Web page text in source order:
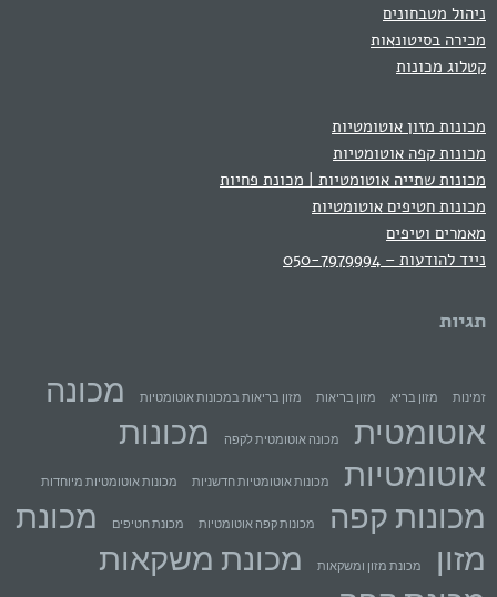
ניהול מטבחונים
מכירה בסיטונאות
קטלוג מכונות
מכונות מזון אוטומטיות
מכונות קפה אוטומטיות
מכונות שתייה אוטומטיות | מכונת פחיות
מכונות חטיפים אוטומטיות
מאמרים וטיפים
נייד להודעות – 050-7979994
תגיות
זמינות מזון בריא מזון בריאות מזון בריאות במכונות אוטומטיות
מכונה
אוטומטית
מכונה אוטומטית לקפה
מכונות
אוטומטיות
מכונות אוטומטיות חדשניות מכונות אוטומטיות מיוחדות
מכונות קפה מכונות קפה אוטומטיות מכונת חטיפים
מכונת
מזון
מכונת מזון ומשקאות
מכונת משקאות